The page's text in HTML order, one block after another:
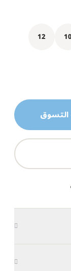
10
12
التسوق